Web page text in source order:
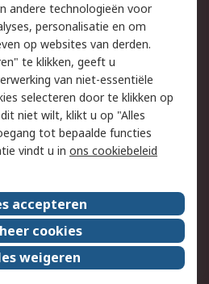
Email veiligheid
Websitevoorwaarden
Over ons
Werken bij RS
andere technologieën voor
personalisatie en om
op websites van derden.
te klikken, geeft u
van niet-essentiële
selecteren door te klikken op
niet wilt, klikt u op "Alles
tot bepaalde functies
vindt u in ons cookiebeleid
accepteren
cookies
weigeren